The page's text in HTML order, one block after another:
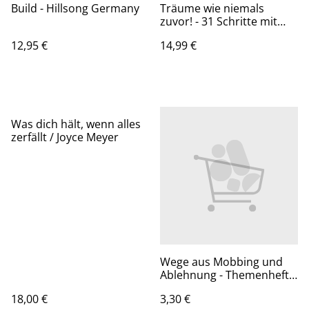
Build - Hillsong Germany
12,95 €
Träume wie niemals
zuvor! - 31 Schritte mit
Leo / Susanna Bigger
14,99 €
Was dich hält, wenn alles
zerfällt / Joyce Meyer
18,00 €
Wege aus Mobbing und
Ablehnung - Themenheft /
3,30 €